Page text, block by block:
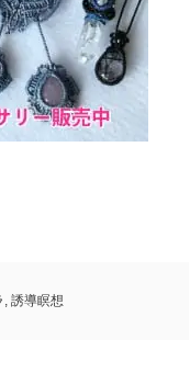
, 誘導瞑想